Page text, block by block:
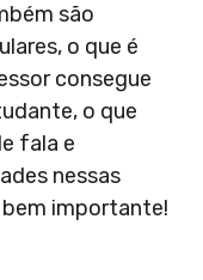
são
o que é
consegue
o que
fala e
nessas
importante!